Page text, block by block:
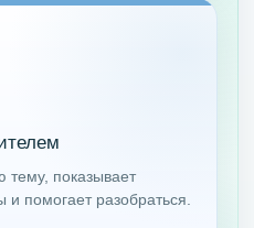
тему, показывает
помогает разобраться.